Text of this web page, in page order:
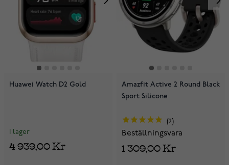
Huawei Watch D2 Gold
I lager
4 939,00 Kr
Amazfit Active 2 Round Black
Sport Silicone
2
Beställningsvara
1 309,00 Kr